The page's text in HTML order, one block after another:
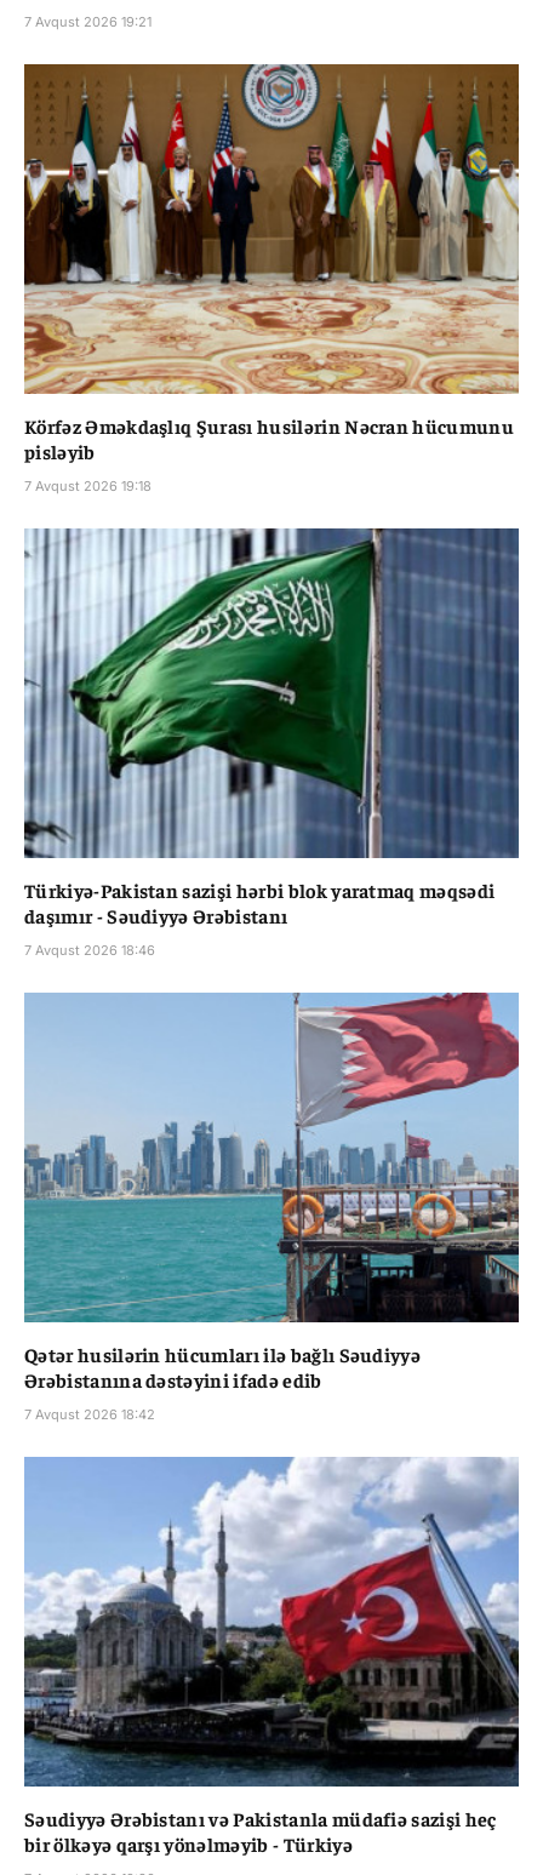
7 Avqust 2026 19:21
Körfəz Əməkdaşlıq Şurası husilərin Nəcran hücumunu
pisləyib
7 Avqust 2026 19:18
Türkiyə-Pakistan sazişi hərbi blok yaratmaq məqsədi
daşımır - Səudiyyə Ərəbistanı
7 Avqust 2026 18:46
Qətər husilərin hücumları ilə bağlı Səudiyyə
Ərəbistanına dəstəyini ifadə edib
7 Avqust 2026 18:42
Səudiyyə Ərəbistanı və Pakistanla müdafiə sazişi heç
bir ölkəyə qarşı yönəlməyib - Türkiyə